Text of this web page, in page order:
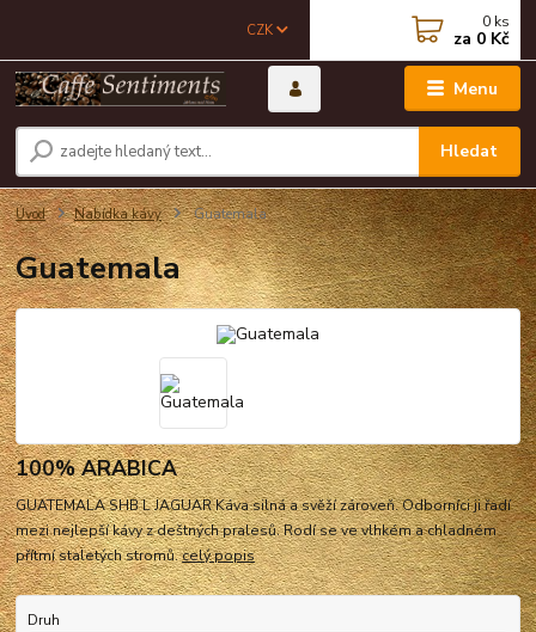
Menu
CZK
Hledat
0 ks
za 0 Kč
Úvod Nabídka kávy Guatemala
Guatemala
100% ARABICA
GUATEMALA SHB L JAGUAR Káva silná a svěží zároveň. Odborníci ji řadí
mezi nejlepší kávy z deštných pralesů. Rodí se ve vlhkém a chladném
přítmí staletých stromů.celý popis
Druh